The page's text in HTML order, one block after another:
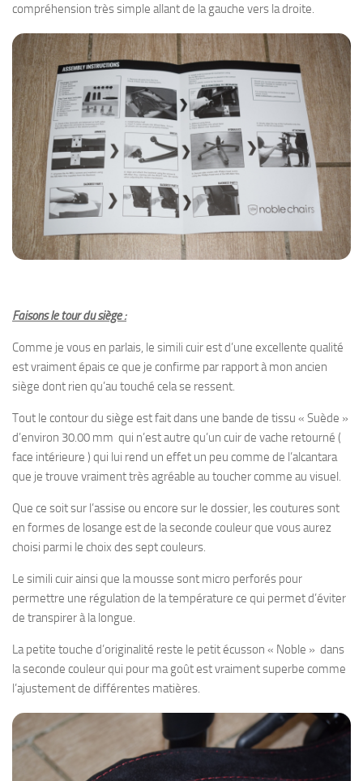
compréhension très simple allant de la gauche vers la droite.
Faisons le tour du siège :
Comme je vous en parlais, le simili cuir est d’une excellente qualité
est vraiment épais ce que je confirme par rapport à mon ancien
siège dont rien qu’au touché cela se ressent.
Tout le contour du siège est fait dans une bande de tissu « Suède »
d’environ 30.00 mm qui n’est autre qu’un cuir de vache retourné (
face intérieure ) qui lui rend un effet un peu comme de l’alcantara
que je trouve vraiment très agréable au toucher comme au visuel.
Que ce soit sur l’assise ou encore sur le dossier, les coutures sont
en formes de losange est de la seconde couleur que vous aurez
choisi parmi le choix des sept couleurs.
Le simili cuir ainsi que la mousse sont micro perforés pour
permettre une régulation de la température ce qui permet d’éviter
de transpirer à la longue.
La petite touche d’originalité reste le petit écusson « Noble » dans
la seconde couleur qui pour ma goût est vraiment superbe comme
l’ajustement de différentes matières.